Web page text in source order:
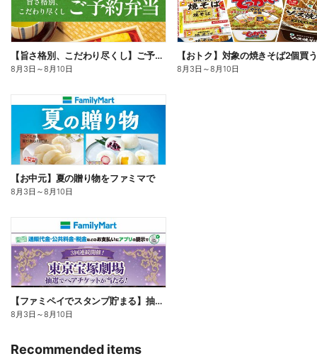
【旨さ格別、こだわり尽くし】ご予約弁当
8月3日 ～8月10日 8月3日 ～8月10日
【お中元】夏の贈り物をファミマで
8月3日 ～8月10日
【ファミペイでスタンプ貯まる】抽選でペアチケットが当たる!
8月3日 ～8月10日
Recommended items